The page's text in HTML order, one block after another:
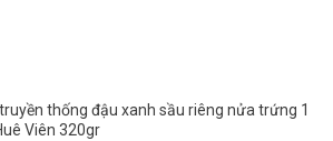
thống đậu xanh sầu riêng nửa trứng 1
Viên 320gr